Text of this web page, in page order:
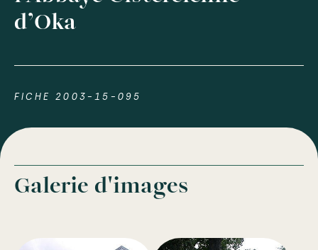
d’Oka
FICHE 2003-15-095
Galerie d'images